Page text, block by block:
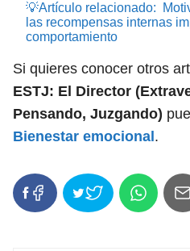
💡Artículo relacionado:
las recompensas internas
comportamiento
Si quieres conocer otros
ESTJ: El Director
Pensando, Juzgando)
Bienestar emocional .